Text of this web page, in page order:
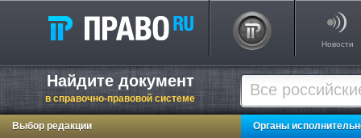
Новости
Найдите документ
в справочно-правовой системе
Выбор редакции Органы